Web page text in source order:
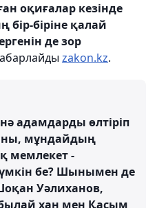
оқиғалар кезінде
бір-біріне қалай
де зор
zakon.kz.
адамдарды өлтіріп
мұндайдың
мемлекет -
бе? Шынымен де
Уәлиханов,
хан мен Қасым